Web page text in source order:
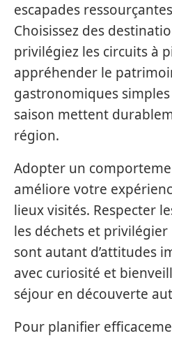
escapades
Choisissez des
privilégiez les circuits à
appréhender le
gastronomiques
saison mettent
région.
Adopter un
améliore votre
lieux visités. Respecter
les déchets et
sont autant d’attitudes
avec curiosité et
séjour en découverte
Pour planifier